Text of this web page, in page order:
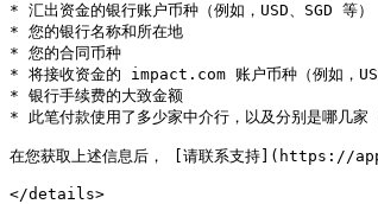
* 汇出资金的银行账户币种（例如，USD、SGD 等）
* 您的银行名称和所在地
* 您的合同币种
* 将接收资金的 impact.com 账户币种（例如，
* 银行手续费的大致金额
* 此笔付款使用了多少家中介行，以及分别是哪几家
在您获取上述信息后， [请联系支持](https://
</details>